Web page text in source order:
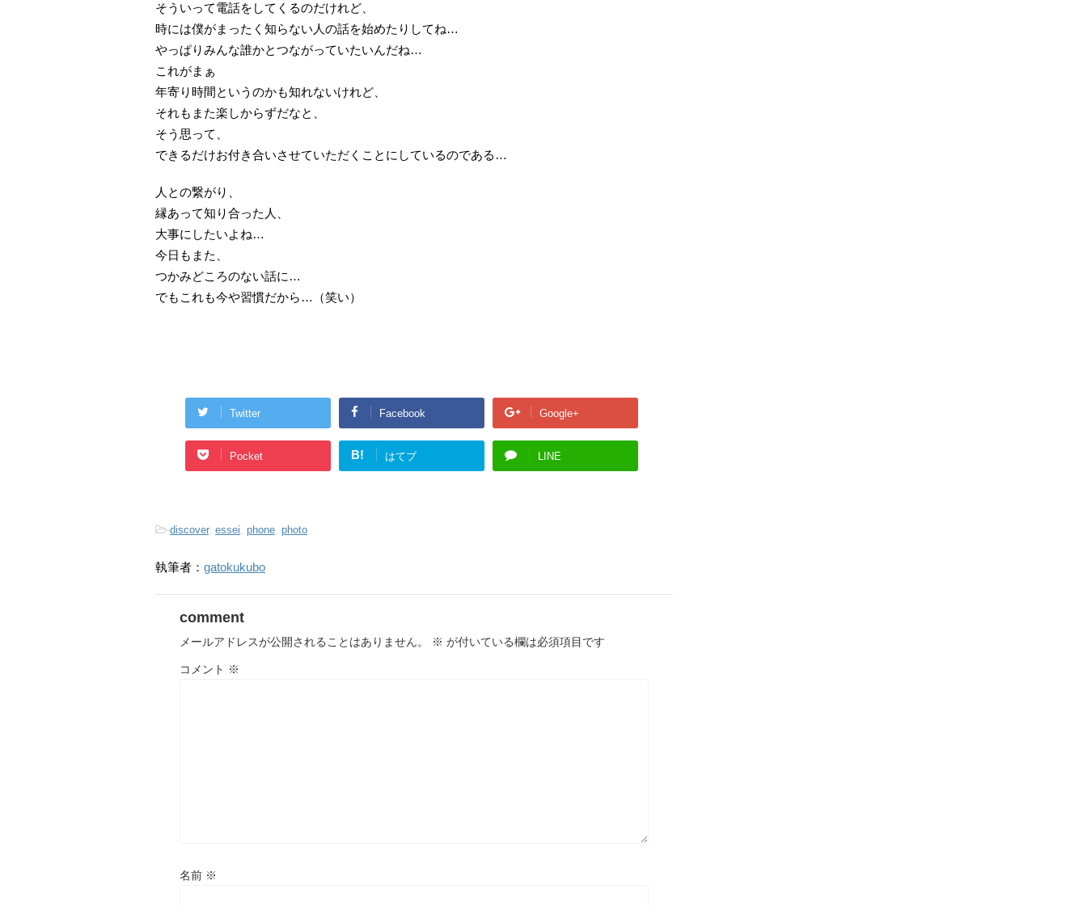
そういって電話をしてくるのだけれど、
時には僕がまったく知らない人の話を始めたりしてね…
やっぱりみんな誰かとつながっていたいんだね…
これがまぁ
年寄り時間というのかも知れないけれど、
それもまた楽しからずだなと、
そう思って、
できるだけお付き合いさせていただくことにしているのである…
人との繋がり、
縁あって知り合った人、
大事にしたいよね…
今日もまた、
つかみどころのない話に…
でもこれも今や習慣だから…（笑い）
Twitter Facebook Google+
Pocket B! はてブ LINE
-discover, essei, phone, photo
執筆者： gatokukubo
comment
メールアドレスが公開されることはありません。 ※ が付いている欄は必須項目です
コメント ※
名前 ※